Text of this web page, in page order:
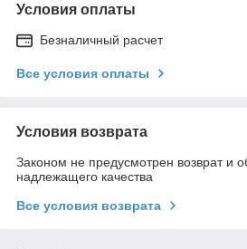
Условия оплаты
Безналичный расчет
Все условия оплаты
Условия возврата
Законом не предусмотрен возврат и
надлежащего качества
Все условия возврата